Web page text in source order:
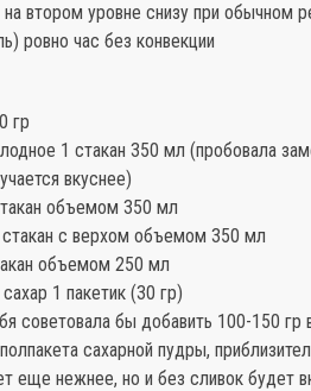
втором уровне снизу при обычном
ровно час без конвекции
гр
1 стакан 350 мл (пробовала
вкуснее)
объемом 350 мл
с верхом объемом 350 мл
объемом 250 мл
1 пакетик (30 гр)
советовала бы добавить 100-150 гр
сахарной пудры,
еще нежнее, но и без сливок будет